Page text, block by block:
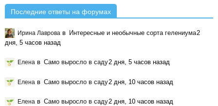
Последние ответы на форумах
Ирина Лаврова в Интересные и необычные сорта гелениума2
дня, 5 часов назад
Елена в Само выросло в саду2 дня, 5 часов назад
Елена в Само выросло в саду2 дня, 10 часов назад
Елена в Само выросло в саду2 дня, 10 часов назад